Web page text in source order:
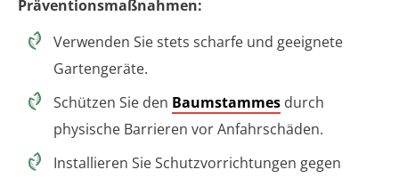
Präventionsmaßnahmen:
Verwenden Sie stets scharfe und geeignete
Gartengeräte.
Schützen Sie den Baumstammes durch
physische Barrieren vor Anfahrschäden.
Installieren Sie Schutzvorrichtungen gegen